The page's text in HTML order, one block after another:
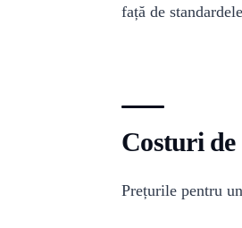
față de
Costuri
Prețurile pentru